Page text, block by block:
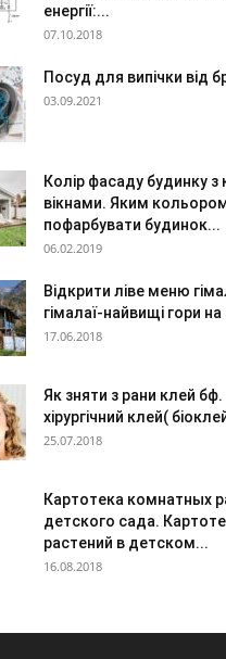
енергії:...
07.10.2018
Посуд для випічки від
03.09.2021
Колір фасаду будинку
вікнами. Яким
пофарбувати будинок...
06.02.2019
Відкрити ліве меню
гімалаї-найвищі гори на
17.06.2018
Як зняти з рани клей
хірургічний клей(
25.07.2018
Картотека комнатных
детского сада.
растений в детском...
16.08.2018